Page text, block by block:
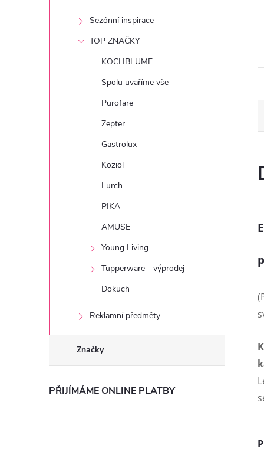
Sezónní inspirace
TOP ZNAČKY
KOCHBLUME
Spolu uvaříme vše
Purofare
Zepter
Gastrolux
Koziol
Lurch
PIKA
AMUSE
Young Living
Tupperware - výprodej
Dokuch
Reklamní předměty
Značky
PŘIJÍMÁME ONLINE PLATBY